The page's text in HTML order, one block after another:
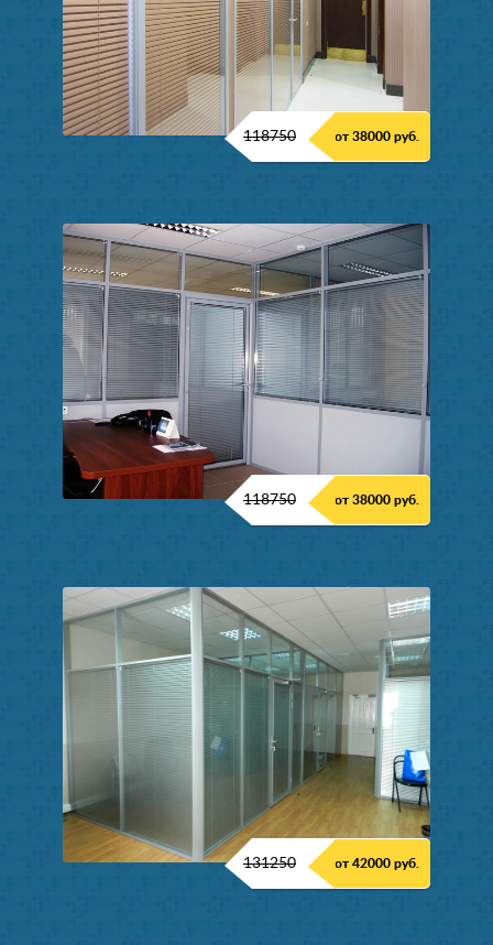
118750 от 38000 руб.
118750 от 38000 руб.
131250 от 42000 руб.